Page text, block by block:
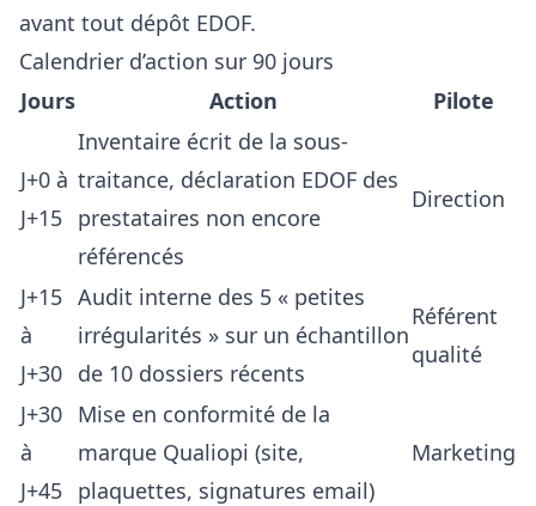
avant tout dépôt EDOF.
Calendrier d’action sur 90 jours
Jours
Action Pilote
J+0 à
J+15
Inventaire écrit de la sous-
traitance, déclaration EDOF des
prestataires non encore
référencés
Direction
J+15
à
J+30
Audit interne des 5 « petites
irrégularités » sur un échantillon
de 10 dossiers récents
Référent
qualité
J+30
à
J+45
Mise en conformité de la
marque Qualiopi (site,
plaquettes, signatures email)
Marketing